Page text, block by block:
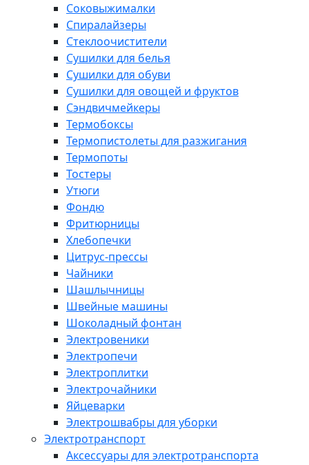
Соковыжималки
Спиралайзеры
Стеклоочистители
Сушилки для белья
Сушилки для обуви
Сушилки для овощей и фруктов
Сэндвичмейкеры
Термобоксы
Термопистолеты для разжигания
Термопоты
Тостеры
Утюги
Фондю
Фритюрницы
Хлебопечки
Цитрус-прессы
Чайники
Шашлычницы
Швейные машины
Шоколадный фонтан
Электровеники
Электропечи
Электроплитки
Электрочайники
Яйцеварки
Электрошвабры для уборки
Электротранспорт
Аксессуары для электротранспорта